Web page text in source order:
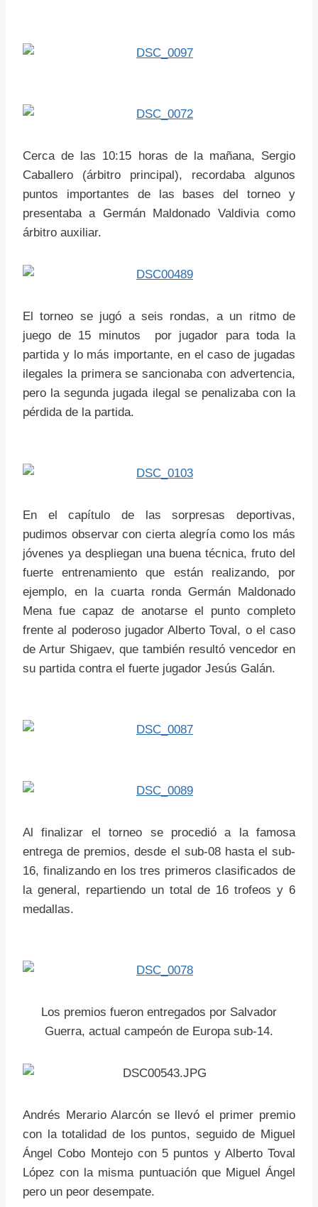
Cerca de las 10:15 horas de la mañana, Sergio
Caballero (árbitro principal), recordaba algunos
puntos importantes de las bases del torneo y
presentaba a Germán Maldonado Valdivia como
árbitro auxiliar.
El torneo se jugó a seis rondas, a un ritmo de
juego de 15 minutos por jugador para toda la
partida y lo más importante, en el caso de jugadas
ilegales la primera se sancionaba con advertencia,
pero la segunda jugada ilegal se penalizaba con la
pérdida de la partida.
En el capítulo de las sorpresas deportivas,
pudimos observar con cierta alegría como los más
jóvenes ya despliegan una buena técnica, fruto del
fuerte entrenamiento que están realizando, por
ejemplo, en la cuarta ronda Germán Maldonado
Mena fue capaz de anotarse el punto completo
frente al poderoso jugador Alberto Toval, o el caso
de Artur Shigaev, que también resultó vencedor en
su partida contra el fuerte jugador Jesús Galán.
Al finalizar el torneo se procedió a la famosa
entrega de premios, desde el sub-08 hasta el sub-
16, finalizando en los tres primeros clasificados de
la general, repartiendo un total de 16 trofeos y 6
medallas.
Los premios fueron entregados por Salvador
Guerra, actual campeón de Europa sub-14.
Andrés Merario Alarcón se llevó el primer premio
con la totalidad de los puntos, seguido de Miguel
Ángel Cobo Montejo con 5 puntos y Alberto Toval
López con la misma puntuación que Miguel Ángel
pero un peor desempate.